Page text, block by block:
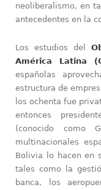
neoliberalismo, en
antecedentes en la
Los estudios del
América Latina
españolas
estructura de
los ochenta fue
entonces
(conocido como
multinacionales
Bolivia lo hacen en
tales como la
banca, los